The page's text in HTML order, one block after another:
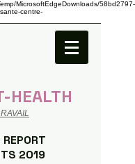
MicrosoftEdgeDownloads/58bd2797-
centre-
HEALTH
2019